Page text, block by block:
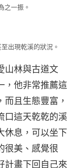
之一振。
出現乾溪的狀況。
山林與古道文
，他非常推薦這
且生態豐富，
口這天乾乾的溪
休息，可以坐下
很美、感覺很
計畫下回自己來